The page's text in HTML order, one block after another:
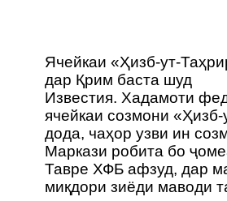
Ячейкаи «Ҳизб-ут-
дар Қрим баста шуд
Известия. Хадамоти
ячейкаи созмони
дода, чаҳор узви ин
Маркази робита бо
Тавре ХФБ афзуд, дар
миқдори зиёди маводи